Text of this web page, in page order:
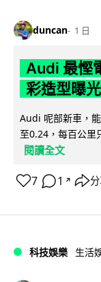
duncan 1 日
Audi 最慳
彩造型曝
Audi 呢部新車，
至0.24，每百公里
閱讀全文
7 1 ↗
科技娛樂 生活